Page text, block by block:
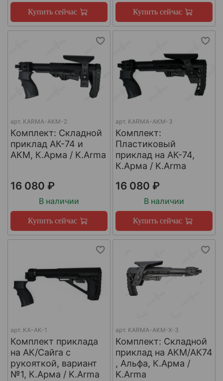
Купить сейчас Купить сейчас
арт. KARMA-AKM-2
Комплект: Cкладной
приклад АК-74 и
АКМ, К.Арма / K.Arma
16 080 ₽
В наличии
Купить сейчас
арт. KARMA-AKM-3
Комплект:
Пластиковый
приклад на АК-74,
К.Арма / K.Arma
16 080 ₽
В наличии
Купить сейчас
арт. KA-AK-1
Комплект приклада
на АК/Сайга с
рукояткой, вариант
№1, К.Арма / K.Arma
арт. KARMA-AKM-X-3
Комплект: Складной
приклад на АКМ/АК74
, Альфа, К.Арма /
K.Arma